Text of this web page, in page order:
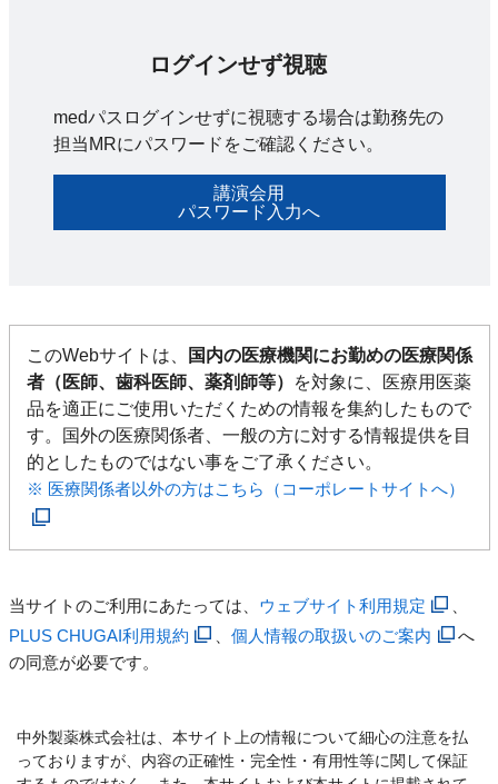
ログインせず視聴
medパスログインせずに視聴する場合は勤務先の
担当MRにパスワードをご確認ください。
講演会用
パスワード入力へ
このWebサイトは、
国内の医療機関にお勤めの医療関係
者（医師、歯科医師、薬剤師等）
を対象に、医療用医薬
品を適正にご使用いただくための情報を集約したもので
す。国外の医療関係者、一般の方に対する情報提供を目
的としたものではない事をご了承ください。
※ 医療関係者以外の方はこちら（コーポレートサイトへ）
当サイトのご利用にあたっては、 ウェブサイト利用規定
PLUS CHUGAI利用規約
、個人情報の取扱いのご案内
へ
の同意が必要です。
中外製薬株式会社は、本サイト上の情報について細心の注意を払
っておりますが、内容の正確性・完全性・有用性等に関して保証